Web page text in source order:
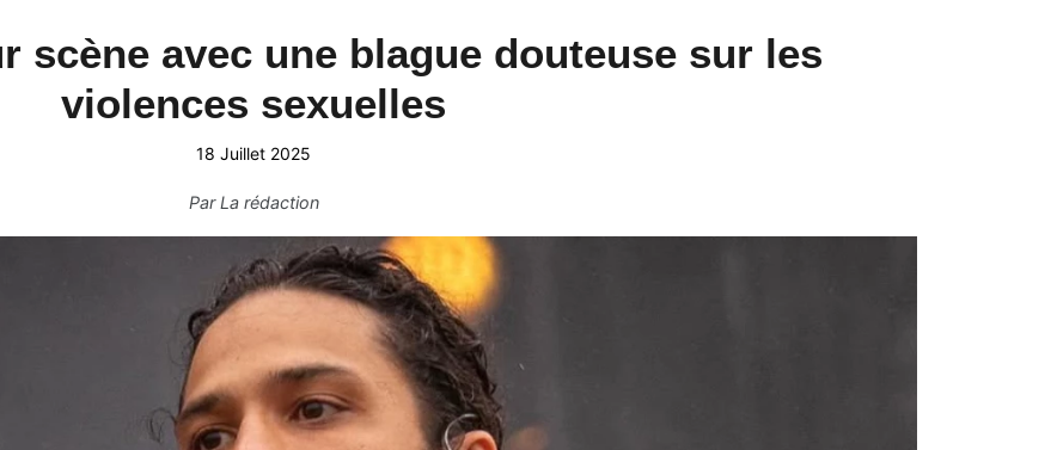
scène avec une blague douteuse sur les
violences sexuelles
18 Juillet 2025
ParLa rédaction